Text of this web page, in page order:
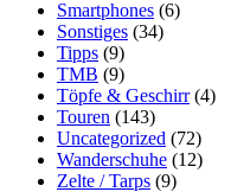
Smartphones (6)
Sonstiges (34)
Tipps (9)
TMB (9)
Töpfe & Geschirr(4)
Touren (143)
Uncategorized (72)
Wanderschuhe (12)
Zelte / Tarps (9)